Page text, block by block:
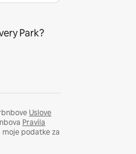
Park?
Uslove
Pravila
podatke za